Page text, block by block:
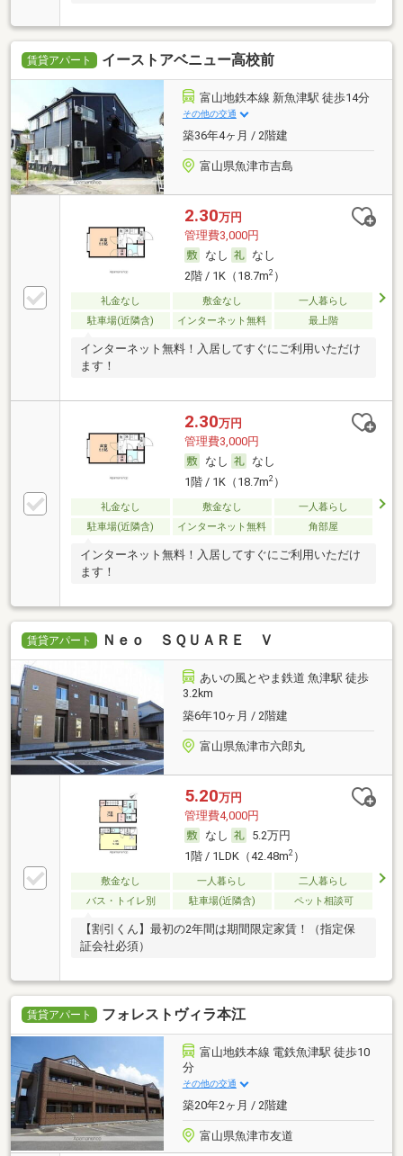
賃貸アパート イーストアベニュー高校前
富山地鉄本線 新魚津駅 徒歩14分
その他の交通
築36年4ヶ月 / 2階建
富山県魚津市吉島
2.30万円
管理費3,000円
なし
なし
2階 / 1K（18.7m2）
礼金なし 敷金なし
一人暮らし
駐車場(近隣含)
インターネット無料 最上階
インターネット無料！入居してすぐにご利用いただけ
ます！
2.30万円
管理費3,000円
なし
なし
1階 / 1K（18.7m2）
礼金なし 敷金なし
一人暮らし
駐車場(近隣含)
インターネット無料 角部屋
インターネット無料！入居してすぐにご利用いただけ
ます！
賃貸アパート Ｎｅｏ ＳＱＵＡＲＥ Ｖ
あいの風とやま鉄道 魚津駅 徒歩
3.2km
築6年10ヶ月 / 2階建
富山県魚津市六郎丸
5.20万円
管理費4,000円
なし
5.2万円
1階 / 1LDK（42.48m2）
敷金なし 一人暮らし
二人暮らし
バス・トイレ別
駐車場(近隣含) ペット相談可
【割引くん】最初の2年間は期間限定家賃！（指定保
証会社必須）
賃貸アパート フォレストヴィラ本江
富山地鉄本線 電鉄魚津駅 徒歩10
分
その他の交通
築20年2ヶ月 / 2階建
富山県魚津市友道